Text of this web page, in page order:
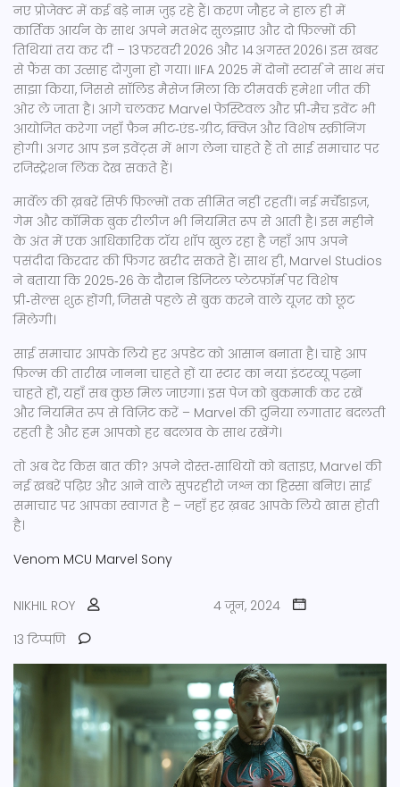
नए प्रोजेक्ट में कई बड़े नाम जुड़ रहे हैं। करण जौहर ने हाल ही में
कार्तिक आर्यन के साथ अपने मतभेद सुलझाए और दो फ़िल्मों की
तिथियां तय कर दीं – 13 फ़रवरी 2026 और 14 अगस्त 2026। इस खबर
से फैंस का उत्साह दोगुना हो गया। IIFA 2025 में दोनों स्टार्स ने साथ मंच
साझा किया, जिससे सॉलिड मैसेज मिला कि टीमवर्क हमेशा जीत की
ओर ले जाता है। आगे चलकर Marvel फेस्टिवल और प्री‑मैच इवेंट भी
आयोजित करेगा जहाँ फ़ैन मीट‑एंड‑ग्रीट, क्विज़ और विशेष स्क्रीनिंग
होगी। अगर आप इन इवेंट्स में भाग लेना चाहते हैं तो साई समाचार पर
रजिस्ट्रेशन लिंक देख सकते हैं।
मार्वेल की ख़बरें सिर्फ फ़िल्मों तक सीमित नहीं रहतीं। नई मर्चेंडाइज़,
गेम और कॉमिक बुक रीलीज भी नियमित रूप से आती है। इस महीने
के अंत में एक आधिकारिक टॉय शॉप खुल रहा है जहाँ आप अपने
पसंदीदा किरदार की फिगर खरीद सकते हैं। साथ ही, Marvel Studios
ने बताया कि 2025‑26 के दौरान डिजिटल प्लेटफ़ॉर्म पर विशेष
प्री‑सेल्स शुरू होंगी, जिससे पहले से बुक करने वाले यूज़र को छूट
मिलेगी।
साई समाचार आपके लिये हर अपडेट को आसान बनाता है। चाहे आप
फ़िल्म की तारीख जानना चाहते हों या स्टार का नया इंटरव्यू पढ़ना
चाहते हों, यहाँ सब कुछ मिल जाएगा। इस पेज को बुकमार्क कर रखें
और नियमित रूप से विज़िट करें – Marvel की दुनिया लगातार बदलती
रहती है और हम आपको हर बदलाव के साथ रखेंगे।
तो अब देर किस बात की? अपने दोस्त‑साथियों को बताइए, Marvel की
नई खबरें पढ़िए और आने वाले सुपरहीरो जश्न का हिस्सा बनिए। साई
समाचार पर आपका स्वागत है – जहाँ हर ख़बर आपके लिये खास होती
है।
Venom MCU Marvel Sony
NIKHIL ROY
4 जून, 2024
13 टिप्पणि